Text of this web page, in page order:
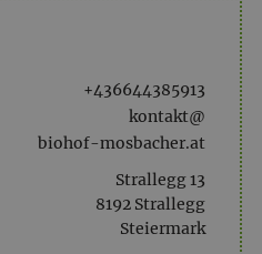
+436644385913
kontakt@
biohof-mosbacher.at
Strallegg 13
8192 Strallegg
Steiermark